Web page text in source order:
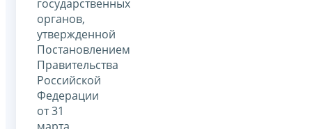
государственных
органов,
утвержденной
Постановлением
Правительства
Российской
Федерации
от 31
марта